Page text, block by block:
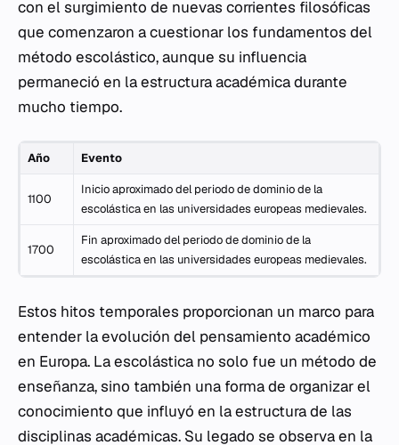
con el surgimiento de nuevas corrientes filosóficas
que comenzaron a cuestionar los fundamentos del
método escolástico, aunque su influencia
permaneció en la estructura académica durante
mucho tiempo.
Año Evento
1100
Inicio aproximado del periodo de dominio de la
escolástica en las universidades europeas medievales.
1700
Fin aproximado del periodo de dominio de la
escolástica en las universidades europeas medievales.
Estos hitos temporales proporcionan un marco para
entender la evolución del pensamiento académico
en Europa. La escolástica no solo fue un método de
enseñanza, sino también una forma de organizar el
conocimiento que influyó en la estructura de las
disciplinas académicas. Su legado se observa en la